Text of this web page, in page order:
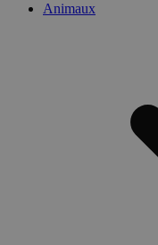
Animaux